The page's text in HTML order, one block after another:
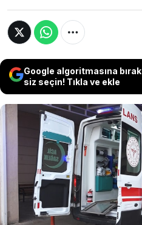
Google algoritmasına
siz seçin! Tıkla ve ekle